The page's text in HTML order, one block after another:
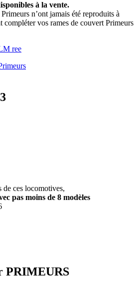
à la vente.
n’ont jamais été reproduits à
compléter vos rames de couvert Primeurs
de ces locomotives,
pas moins de 8 modèles
PRIMEURS